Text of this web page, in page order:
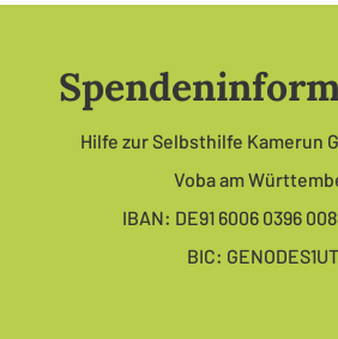
Hilfe zur Selbsthilfe Kamerun
Voba am
IBAN: DE91 6006 0396
BIC: